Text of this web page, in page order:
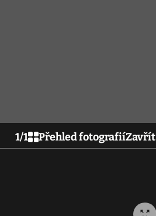
1/1 Přehled fotografiíZavřít